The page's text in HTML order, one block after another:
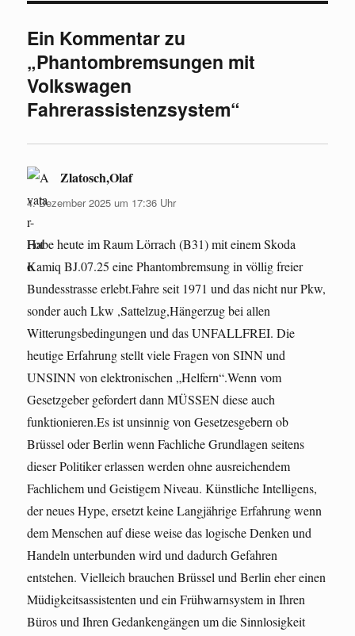
Ein Kommentar zu
„Phantombremsungen mit
Volkswagen
Fahrerassistenzsystem“
Zlatosch,Olafsagt:
4. Dezember 2025 um 17:36 Uhr
Habe heute im Raum Lörrach (B31) mit einem Skoda
Kamiq BJ.07.25 eine Phantombremsung in völlig freier
Bundesstrasse erlebt.Fahre seit 1971 und das nicht nur Pkw,
sonder auch Lkw ,Sattelzug,Hängerzug bei allen
Witterungsbedingungen und das UNFALLFREI. Die
heutige Erfahrung stellt viele Fragen von SINN und
UNSINN von elektronischen „Helfern“.Wenn vom
Gesetzgeber gefordert dann MÜSSEN diese auch
funktionieren.Es ist unsinnig von Gesetzesgebern ob
Brüssel oder Berlin wenn Fachliche Grundlagen seitens
dieser Politiker erlassen werden ohne ausreichendem
Fachlichem und Geistigem Niveau. Künstliche Intelligens,
der neues Hype, ersetzt keine Langjährige Erfahrung wenn
dem Menschen auf diese weise das logische Denken und
Handeln unterbunden wird und dadurch Gefahren
entstehen. Vielleich brauchen Brüssel und Berlin eher einen
Müdigkeitsassistenten und ein Frühwarnsystem in Ihren
Büros und Ihren Gedankengängen um die Sinnlosigkeit